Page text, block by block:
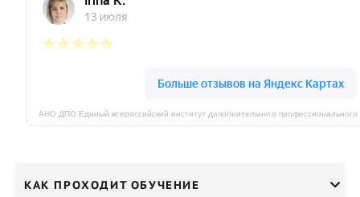
КАК ПРОХОДИТ ОБУЧЕНИЕ